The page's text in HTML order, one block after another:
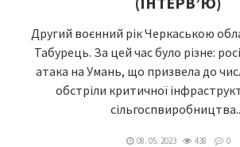
Другий воєнний рік Черкаською
Табурець. За цей час було різне:
атака на Умань, що призвела до
обстріли критичної
08. 05. 2023 438 0